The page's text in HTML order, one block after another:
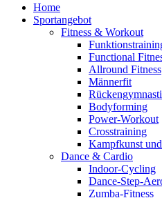
Home
Sportangebot
Fitness & Workout
Functional
Allround Fitness
Männerfit
Bodyforming
Power-Workout
Crosstraining
Kampfkunst
Dance & Cardio
Indoor-Cycling
Dance-Step-
Zumba-Fitness